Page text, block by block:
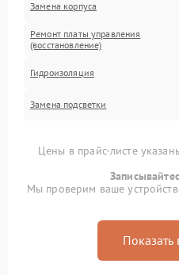
Замена корпуса
Ремонт платы управления
(восстановление)
Гидроизоляция
Замена подсветки
Цены в прайс-листе
Мы проверим ваше
Показать